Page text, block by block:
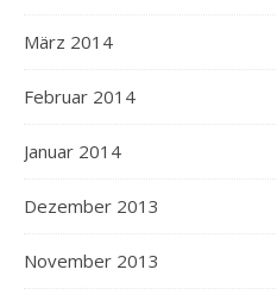
März 2014
Februar 2014
Januar 2014
Dezember 2013
November 2013